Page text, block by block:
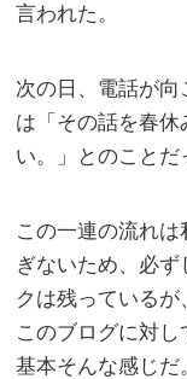
言われた。
次の日、電話が
は「その話を春休
い。」とのことだ
この一連の流れ
ぎないため、必
クは残っている
このブログに対
基本そんな感じだ